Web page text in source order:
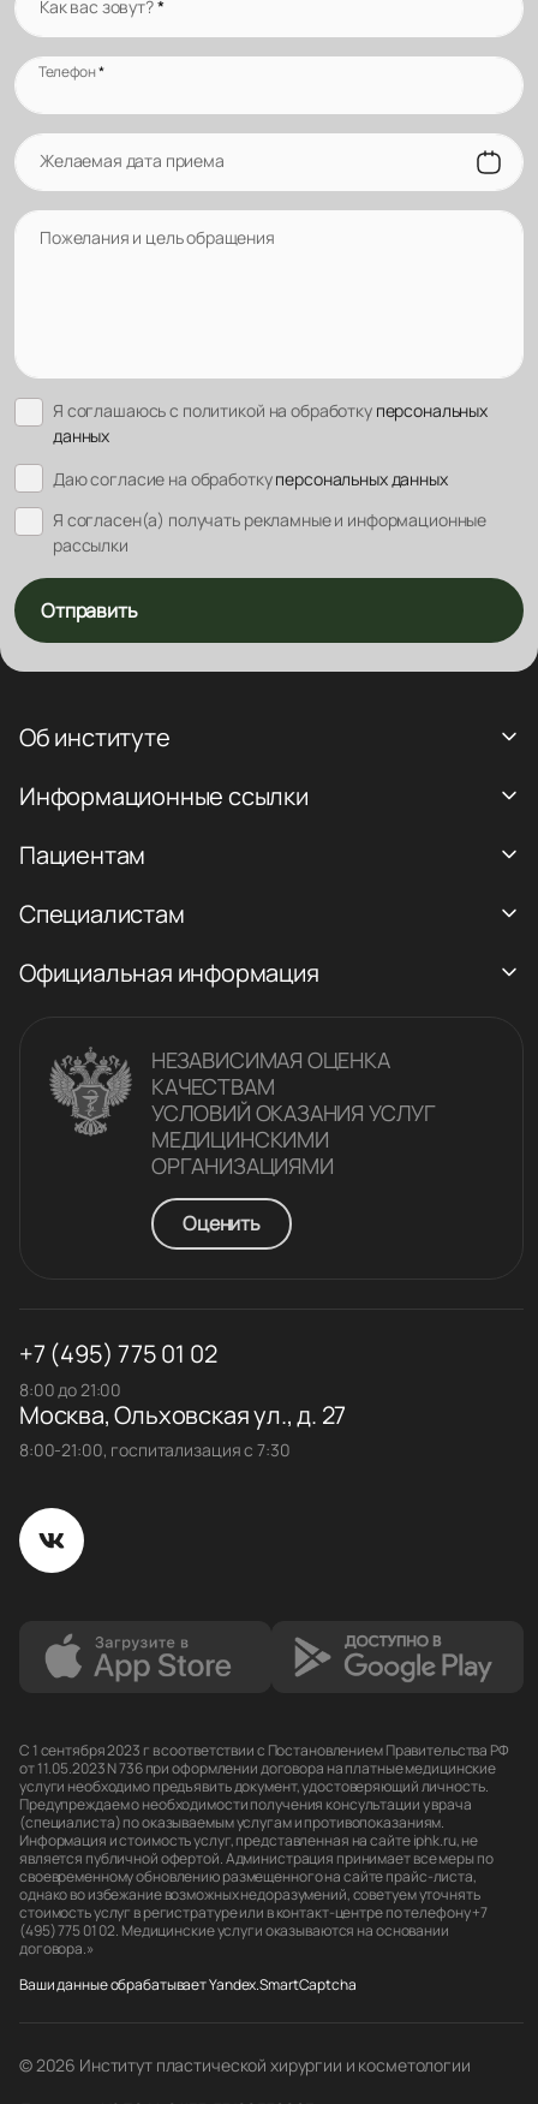
Как вас зовут?*
Телефон*
Желаемая дата приема
Пожелания и цель обращения
Я соглашаюсь с политикой на обработку персональных
данных
Даю согласие на обработкуперсональных данных
Я согласен(а) получать рекламные и информационные
рассылки
Отправить
Об институте
Информационные ссылки
Пациентам
Специалистам
Официальная информация
НЕЗАВИСИМАЯ ОЦЕНКА
КАЧЕСТВАM
УСЛОВИЙ ОКАЗАНИЯ УСЛУГ
МЕДИЦИНСКИМИ
ОРГАНИЗАЦИЯМИ
Оценить
+7 (495) 775 01 02
8:00 до 21:00
Москва, Ольховская ул., д. 27
8:00-21:00, госпитализация с 7:30
С 1 сентября 2023 г в соответствии с Постановлением Правительства РФ
от 11.05.2023 N 736 при оформлении договора на платные медицинские
услуги необходимо предъявить документ, удостоверяющий личность.
Предупреждаем о необходимости получения консультации у врача
(специалиста) по оказываемым услугам и противопоказаниям.
Информация и стоимость услуг, представленная на сайте iphk.ru, не
является публичной офертой. Администрация принимает все меры по
своевременному обновлению размещенного на сайте прайс-листа,
однако во избежание возможных недоразумений, советуем уточнять
стоимость услуг в регистратуре или в контакт-центре по телефону +7
(495) 775 01 02. Медицинские услуги оказываются на основании
договора.»
Ваши данные обрабатывает Yandex.SmartCaptcha
© 2026 Институт пластической хирургии и косметологии